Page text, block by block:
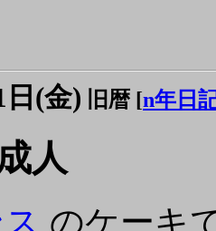
日(金) 旧暦 [n年日
人
のケーキ